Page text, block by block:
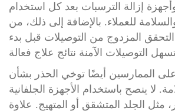
وأجهزة إزالة الترسبات بعد كل استخدام
للعملاء. بالإضافة إلى ذلك، من
التحقق المزدوج من التوصيلات قبل بدء
الممارسين أيضًا توخي الحذر بشأن
لا ينصح باستخدام الأجهزة الجلفانية
مثل الجلد المتشقق أو المتهيج. علاوة